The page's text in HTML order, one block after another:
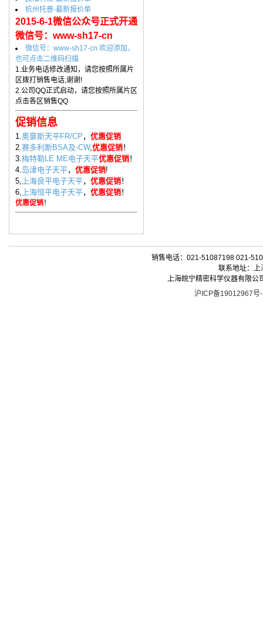
杭州托普-最新报价单
2015-6-1微信公众号正式开通
微信号：www-sh17-cn
微信号：www-sh17-cn 欢迎添加，
也可点击二维码扫描
1.业务电话修改通知，请您按照所属片
区拨打销售电话,谢谢!
2.公司QQ正式启动，请您按照所属片区
点击各区销售QQ
促销信息
1. 奥豪斯天平FR/CP ， 优惠促销
2. 赛多利斯BSA及-CW, 优惠促销！
3. 梅特勒LE ME电子天平优惠促销！
4. 岛津电子天平， 优惠促销!
5,
上海良平电子天平， 优惠促销！
6,
上海恒平电子天平， 优惠促销！
优惠促销！
销售电话：021-51087198 021-
联系地址：
上海皖宁精密科学仪器有限
沪ICP备19012967号